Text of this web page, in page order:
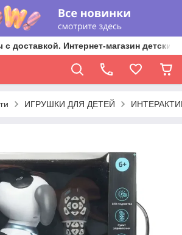
доставкой. Интернет-магазин
ИГРУШКИ ДЛЯ ДЕТЕЙ